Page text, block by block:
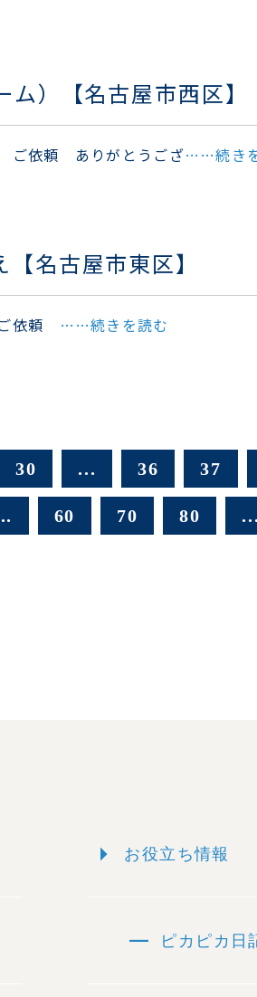
）【名古屋市西区】
ご依頼 ありがとうござ……続き
名古屋市東区】
依頼 ……続きを読む
30 ... 36 37
60 70 80
arrow_right お役立ち情報
remove ピカピカ日